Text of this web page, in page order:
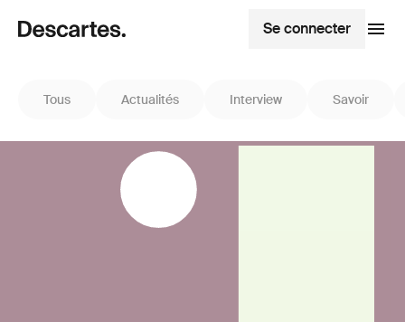
Se connecter
Tous Actualités Interview Savoir